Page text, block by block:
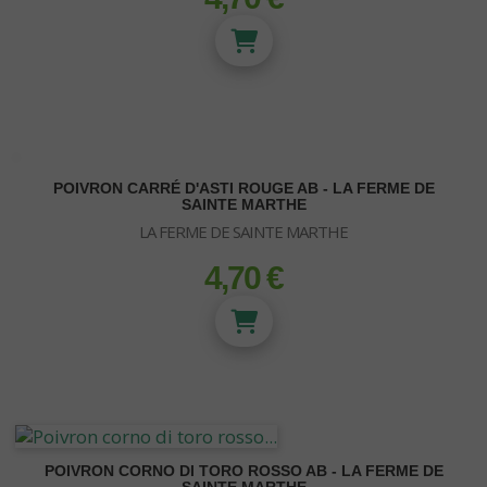
HUMIDIFICATEUR /
DÉSHUMIDIFICATEUR
Croissance et floraison Metrop
POIVRON CARRÉ D'ASTI ROUGE AB - LA FERME DE
SAINTE MARTHE
LA FERME DE SAINTE MARTHE
prix
4,70 €
POIVRON CORNO DI TORO ROSSO AB - LA FERME DE